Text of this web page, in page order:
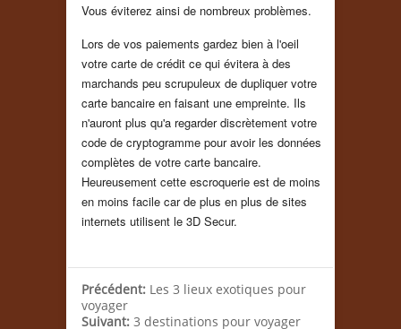
Vous éviterez ainsi de nombreux problèmes.
Lors de vos paiements gardez bien à l'oeil
votre carte de crédit ce qui évitera à des
marchands peu scrupuleux de dupliquer votre
carte bancaire en faisant une empreinte. Ils
n'auront plus qu'a regarder discrètement votre
code de cryptogramme pour avoir les données
complètes de votre carte bancaire.
Heureusement cette escroquerie est de moins
en moins facile car de plus en plus de sites
internets utilisent le 3D Secur.
Précédent: Les 3 lieux exotiques pour
voyager
Suivant: 3 destinations pour voyager